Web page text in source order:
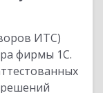
ИТС)
фирмы 1С.